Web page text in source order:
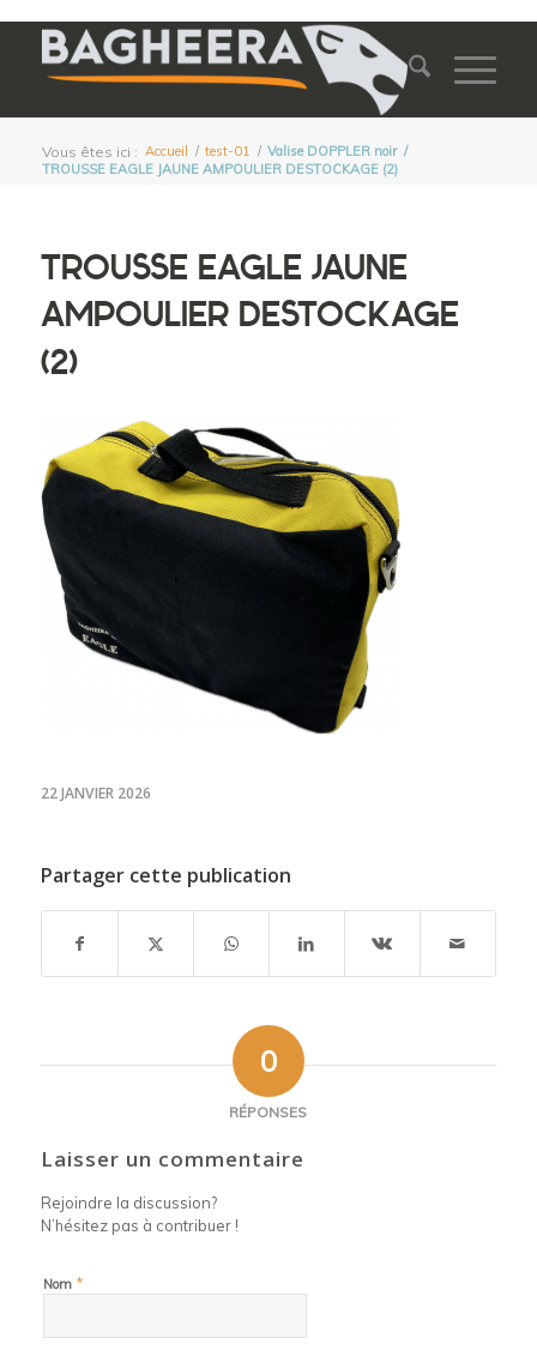
Vous êtes ici : Accueil / test-01 / Valise DOPPLER noir /
TROUSSE EAGLE JAUNE AMPOULIER DESTOCKAGE (2)
TROUSSE EAGLE JAUNE
AMPOULIER DESTOCKAGE
(2)
22 JANVIER 2026
Partager cette publication
0
RÉPONSES
Laisser un commentaire
Rejoindre la discussion?
N’hésitez pas à contribuer !
Nom *